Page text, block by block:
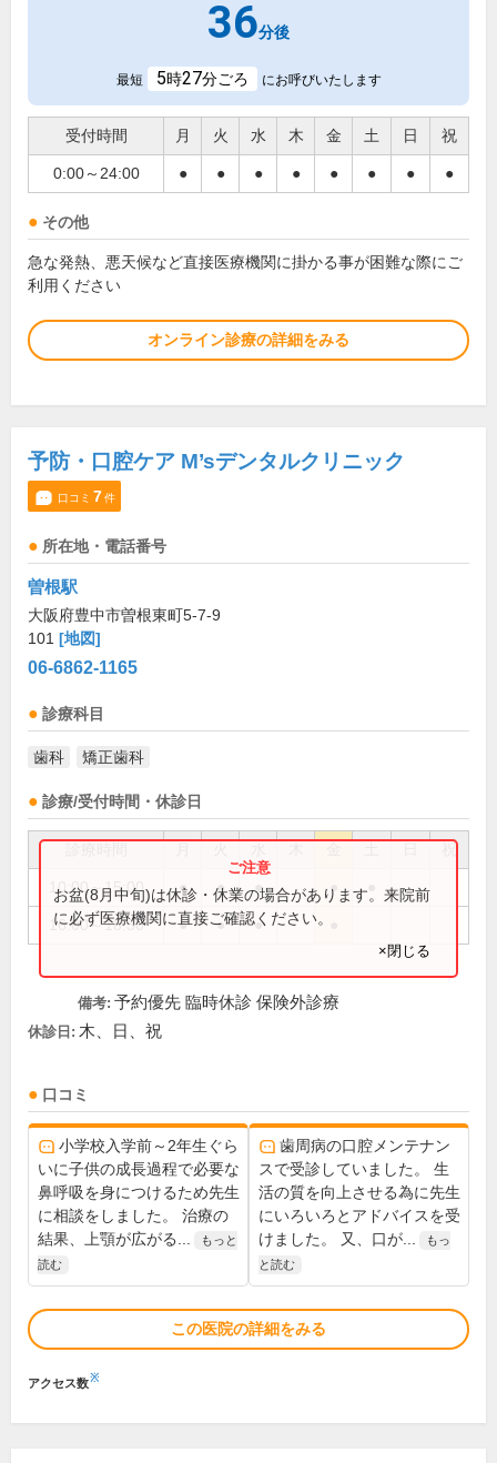
36分後
最短 5時27分ごろ にお呼びいたします
受付時間 月 火 水 木 金 土 日 祝
0:00～24:00 ● ● ● ● ● ● ● ●
その他
急な発熱、悪天候など直接医療機関に掛かる事が困難な際にご
利用ください
オンライン診療の詳細をみる
予防・口腔ケア M’sデンタルクリニック
口コミ 7件
所在地・電話番号
曽根駅
大阪府豊中市曽根東町5-7-9
101 [地図]
06-6862-1165
診療科目
歯科 矯正歯科
診療/受付時間・休診日
祝
10:00～15:00 ● ● ● ●
16:00～18:30 ● ● ●
お盆(8月中旬)は休診・休業の場合があります。来院前
に必ず医療機関に直接ご確認ください。
×閉じる
備考: 予約優先 臨時休診 保険外診療
休診日: 木、日、祝
口コミ
小学校入学前～2年生ぐら
いに子供の成長過程で必要な
鼻呼吸を身につけるため先生
に相談をしました。 治療の
結果、上顎が広がる...
もっと
読む
歯周病の口腔メンテナン
スで受診していました。 生
活の質を向上させる為に先生
にいろいろとアドバイスを受
けました。 又、口が...
もっ
と読む
この医院の詳細をみる
アクセス数※